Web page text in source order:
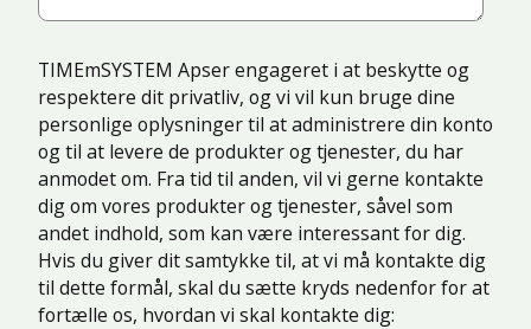
TIMEmSYSTEM Apser engageret i at beskytte og
respektere dit privatliv, og vi vil kun bruge dine
personlige oplysninger til at administrere din konto
og til at levere de produkter og tjenester, du har
anmodet om. Fra tid til anden, vil vi gerne kontakte
dig om vores produkter og tjenester, såvel som
andet indhold, som kan være interessant for dig.
Hvis du giver dit samtykke til, at vi må kontakte dig
til dette formål, skal du sætte kryds nedenfor for at
fortælle os, hvordan vi skal kontakte dig: